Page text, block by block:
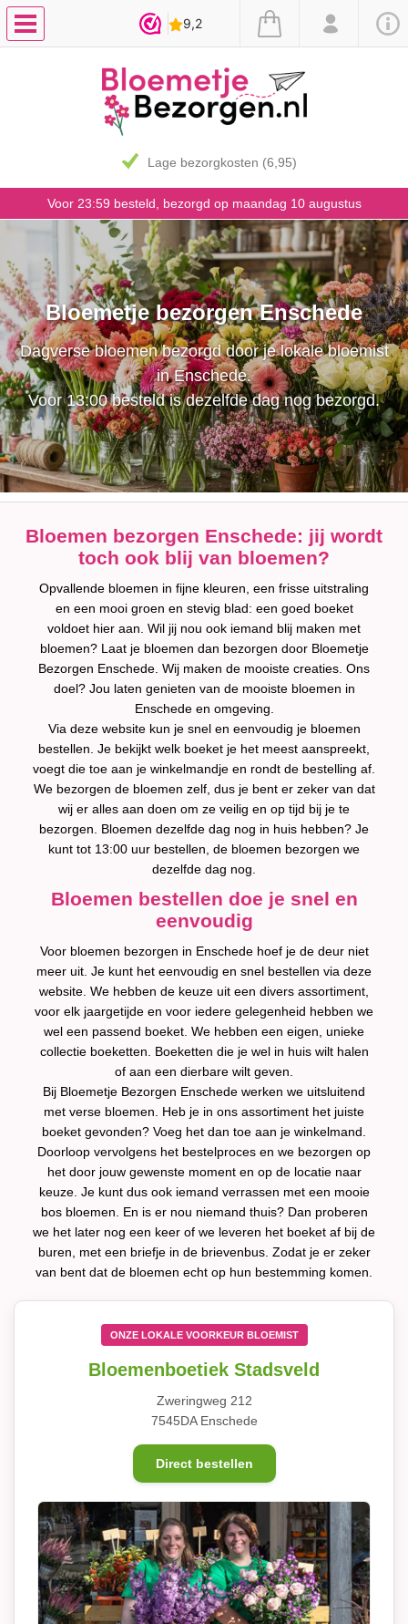
7 dagen vaasgarantie
Voor 23:59 besteld, bezorgd op maandag 10 augustus
Bloemetje bezorgen Enschede
Dagverse bloemen bezorgd door je lokale bloemist
in Enschede.
Voor 13:00 besteld is dezelfde dag nog bezorgd.
Bloemen bezorgen Enschede: jij wordt
toch ook blij van bloemen?
Opvallende bloemen in fijne kleuren, een frisse uitstraling
en een mooi groen en stevig blad: een goed boeket
voldoet hier aan. Wil jij nou ook iemand blij maken met
bloemen? Laat je bloemen dan bezorgen door Bloemetje
Bezorgen Enschede. Wij maken de mooiste creaties. Ons
doel? Jou laten genieten van de mooiste bloemen in
Enschede en omgeving.
Via deze website kun je snel en eenvoudig je bloemen
bestellen. Je bekijkt welk boeket je het meest aanspreekt,
voegt die toe aan je winkelmandje en rondt de bestelling af.
We bezorgen de bloemen zelf, dus je bent er zeker van dat
wij er alles aan doen om ze veilig en op tijd bij je te
bezorgen. Bloemen dezelfde dag nog in huis hebben? Je
kunt tot 13:00 uur bestellen, de bloemen bezorgen we
dezelfde dag nog.
Bloemen bestellen doe je snel en
eenvoudig
Voor bloemen bezorgen in Enschede hoef je de deur niet
meer uit. Je kunt het eenvoudig en snel bestellen via deze
website. We hebben de keuze uit een divers assortiment,
voor elk jaargetijde en voor iedere gelegenheid hebben we
wel een passend boeket. We hebben een eigen, unieke
collectie boeketten. Boeketten die je wel in huis wilt halen
of aan een dierbare wilt geven.
Bij Bloemetje Bezorgen Enschede werken we uitsluitend
met verse bloemen. Heb je in ons assortiment het juiste
boeket gevonden? Voeg het dan toe aan je winkelmand.
Doorloop vervolgens het bestelproces en we bezorgen op
het door jouw gewenste moment en op de locatie naar
keuze. Je kunt dus ook iemand verrassen met een mooie
bos bloemen. En is er nou niemand thuis? Dan proberen
we het later nog een keer of we leveren het boeket af bij de
buren, met een briefje in de brievenbus. Zodat je er zeker
van bent dat de bloemen echt op hun bestemming komen.
ONZE LOKALE VOORKEUR BLOEMIST
Bloemenboetiek Stadsveld
Zweringweg 212
7545DA Enschede
Direct bestellen